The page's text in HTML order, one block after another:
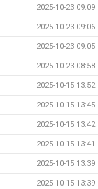
2025-10-23 09:09
2025-10-23 09:06
2025-10-23 09:05
2025-10-23 08:58
2025-10-15 13:52
2025-10-15 13:45
2025-10-15 13:42
2025-10-15 13:41
2025-10-15 13:39
2025-10-15 13:39